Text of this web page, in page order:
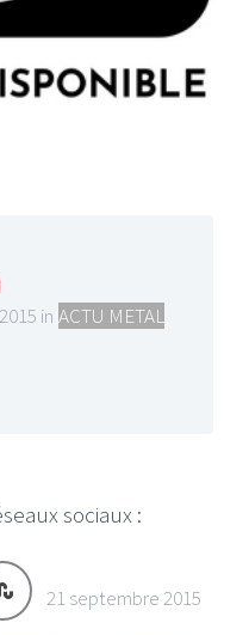
in ACTU METAL
sociaux :
21 septembre 2015